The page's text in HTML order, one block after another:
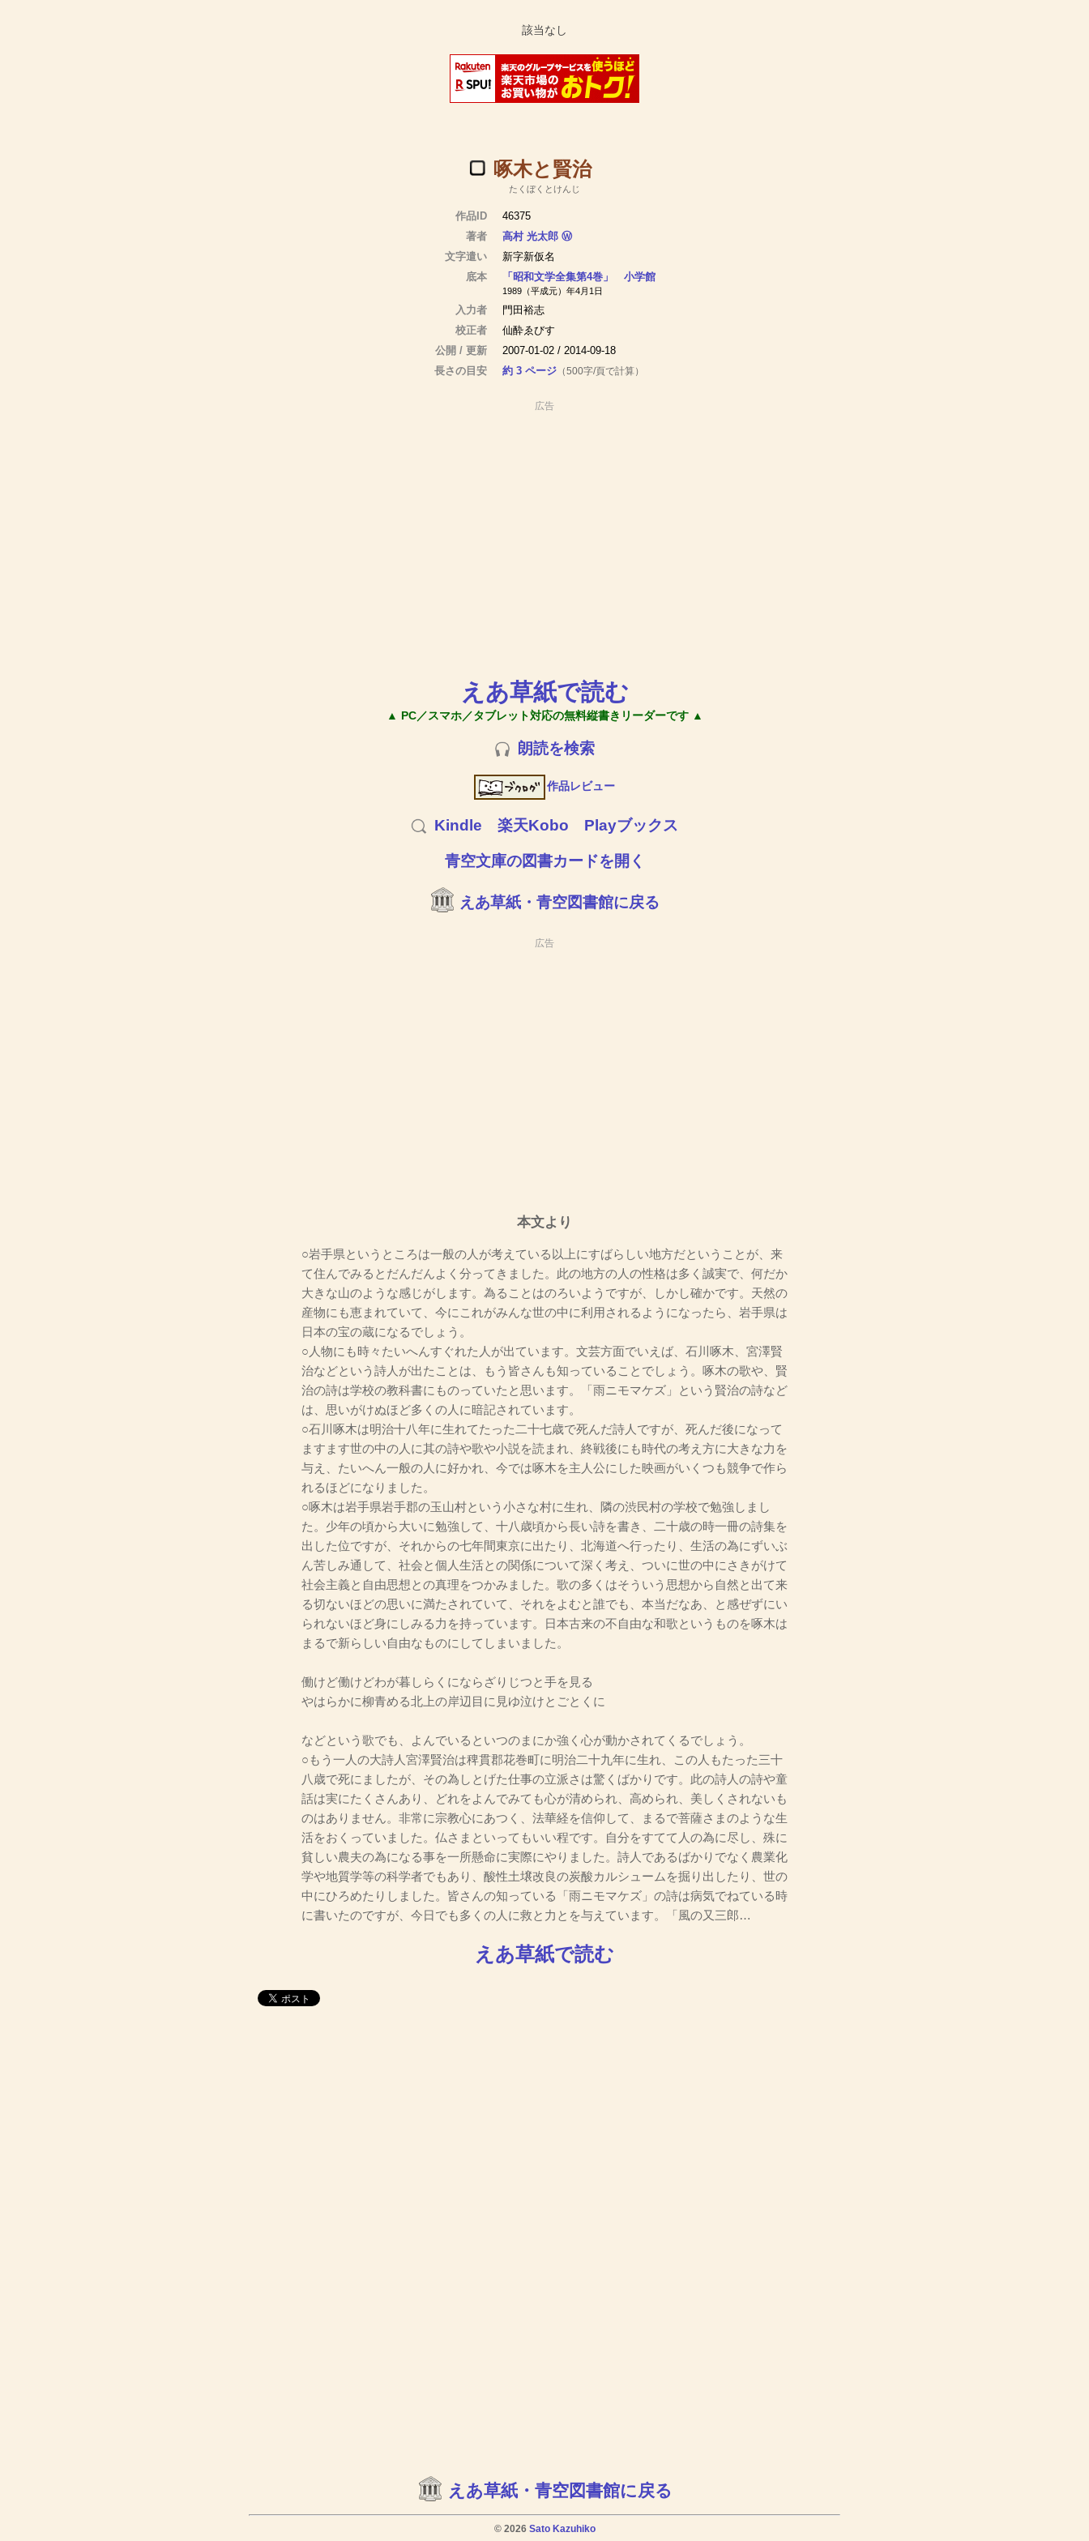
啄木と賢治
たくぼくとけんじ
作品ID
46375
著者
高村 光太郎 Ⓦ
文字遣い
新字新仮名
底本
「昭和文学全集第4巻」 小学館
1989（平成元）年4月1日
入力者
門田裕志
校正者
仙酔ゑびす
公開 / 更新
2007-01-02 / 2014-09-18
長さの目安
約 3 ページ（500字/頁で計算）
広告
えあ草紙で読む
▲ PC／スマホ／タブレット対応の無料縦書きリーダーです ▲
朗読を検索
作品レビュー
Kindle 楽天Kobo Playブックス
青空文庫の図書カードを開く
えあ草紙・青空図書館に戻る
広告
本文より
○岩手県というところは一般の人が考えている以上にすばらしい地方だということが、来
て住んでみるとだんだんよく分ってきました。此の地方の人の性格は多く誠実で、何だか
大きな山のような感じがします。為ることはのろいようですが、しかし確かです。天然の
産物にも恵まれていて、今にこれがみんな世の中に利用されるようになったら、岩手県は
日本の宝の蔵になるでしょう。
○人物にも時々たいへんすぐれた人が出ています。文芸方面でいえば、石川啄木、宮澤賢
治などという詩人が出たことは、もう皆さんも知っていることでしょう。啄木の歌や、賢
治の詩は学校の教科書にものっていたと思います。「雨ニモマケズ」という賢治の詩など
は、思いがけぬほど多くの人に暗記されています。
○石川啄木は明治十八年に生れてたった二十七歳で死んだ詩人ですが、死んだ後になって
ますます世の中の人に其の詩や歌や小説を読まれ、終戦後にも時代の考え方に大きな力を
与え、たいへん一般の人に好かれ、今では啄木を主人公にした映画がいくつも競争で作ら
れるほどになりました。
○啄木は岩手県岩手郡の玉山村という小さな村に生れ、隣の渋民村の学校で勉強しまし
た。少年の頃から大いに勉強して、十八歳頃から長い詩を書き、二十歳の時一冊の詩集を
出した位ですが、それからの七年間東京に出たり、北海道へ行ったり、生活の為にずいぶ
ん苦しみ通して、社会と個人生活との関係について深く考え、ついに世の中にさきがけて
社会主義と自由思想との真理をつかみました。歌の多くはそういう思想から自然と出て来
る切ないほどの思いに満たされていて、それをよむと誰でも、本当だなあ、と感ぜずにい
られないほど身にしみる力を持っています。日本古来の不自由な和歌というものを啄木は
まるで新らしい自由なものにしてしまいました。
働けど働けどわが暮しらくにならざりじつと手を見る
やはらかに柳青める北上の岸辺目に見ゆ泣けとごとくに
などという歌でも、よんでいるといつのまにか強く心が動かされてくるでしょう。
○もう一人の大詩人宮澤賢治は稗貫郡花巻町に明治二十九年に生れ、この人もたった三十
八歳で死にましたが、その為しとげた仕事の立派さは驚くばかりです。此の詩人の詩や童
話は実にたくさんあり、どれをよんでみても心が清められ、高められ、美しくされないも
のはありません。非常に宗教心にあつく、法華経を信仰して、まるで菩薩さまのような生
活をおくっていました。仏さまといってもいい程です。自分をすてて人の為に尽し、殊に
貧しい農夫の為になる事を一所懸命に実際にやりました。詩人であるばかりでなく農業化
学や地質学等の科学者でもあり、酸性土壌改良の炭酸カルシュームを掘り出したり、世の
中にひろめたりしました。皆さんの知っている「雨ニモマケズ」の詩は病気でねている時
に書いたのですが、今日でも多くの人に救と力とを与えています。「風の又三郎…
えあ草紙で読む
えあ草紙・青空図書館に戻る
© 2026 Sato Kazuhiko